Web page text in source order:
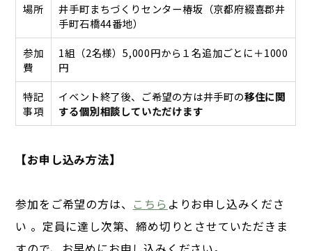
場所
井手町まちづくりセンター椿坂（京都府綴喜郡井
手町石橋44番地）
参加
費
1組（2名様）5,000円から１名追加ごとに＋1000
円
特記
事項
イベント終了後、ご希望の方は井手町の移住に関
する個別相談していただけます
【お申し込み方法】
参加をご希望の方は、 こちら よりお申し込みくださ
い 。定員に達し次第、締め切りとさせていただきま